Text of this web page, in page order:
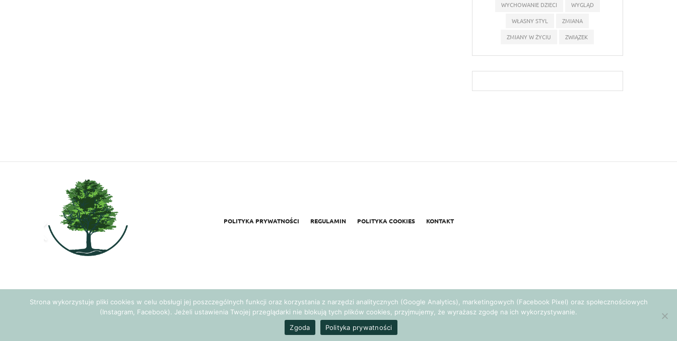
WYCHOWANIE DZIECI
WYGLĄD
WŁASNY STYL
ZMIANA
ZMIANY W ŻYCIU
ZWIĄZEK
POLITYKA PRYWATNOŚCI REGULAMIN POLITYKA COOKIES KONTAKT
Realizacja: Agencja Marketingowa Ambitnamarka.pl
Strona wykorzystuje pliki cookies w celu obsługi jej poszczególnych funkcji oraz korzystania z narzędzi analitycznych (Google Analytics), marketingowych (Facebook Pixel) oraz społecznościowych
(Instagram, Facebook). Jeżeli ustawienia Twojej przeglądarki nie blokują tych plików cookies, przyjmujemy, że wyrażasz zgodę na ich wykorzystywanie.
Zgoda
Polityka prywatności